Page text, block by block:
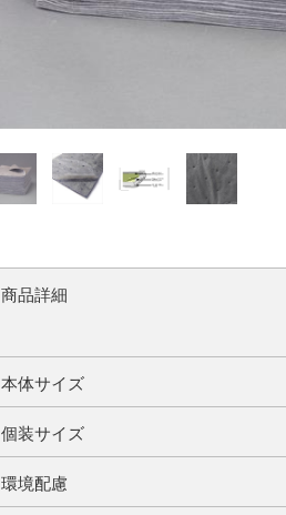
商品詳細
本体サイズ
個装サイズ
環境配慮